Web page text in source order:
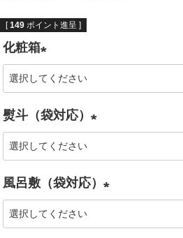
[ 149 ポイント進呈 ]
化粧箱
(
須
)
熨斗（袋対応）
須
風呂敷（袋対応）